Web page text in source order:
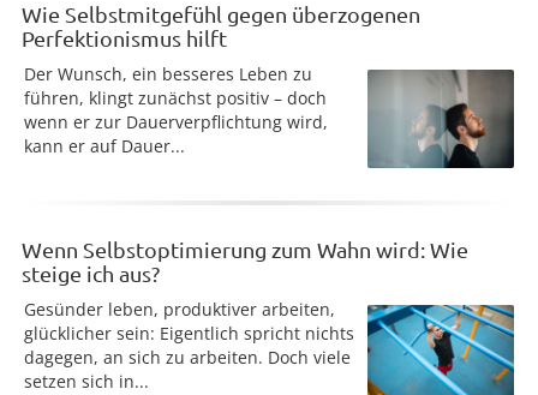
Wie Selbstmitgefühl gegen überzogenen
Perfektionismus hilft
Der Wunsch, ein besseres Leben zu
führen, klingt zunächst positiv – doch
wenn er zur Dauerverpflichtung wird,
kann er auf Dauer...
Wenn Selbstoptimierung zum Wahn wird: Wie
steige ich aus?
Gesünder leben, produktiver arbeiten,
glücklicher sein: Eigentlich spricht nichts
dagegen, an sich zu arbeiten. Doch viele
setzen sich in...